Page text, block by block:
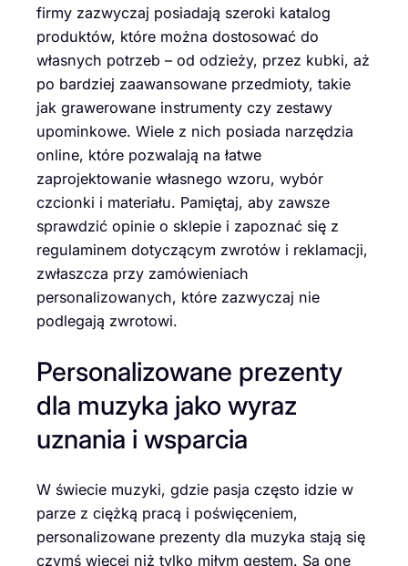
firmy zazwyczaj posiadają szeroki katalog
produktów, które można dostosować do
własnych potrzeb – od odzieży, przez kubki, aż
po bardziej zaawansowane przedmioty, takie
jak grawerowane instrumenty czy zestawy
upominkowe. Wiele z nich posiada narzędzia
online, które pozwalają na łatwe
zaprojektowanie własnego wzoru, wybór
czcionki i materiału. Pamiętaj, aby zawsze
sprawdzić opinie o sklepie i zapoznać się z
regulaminem dotyczącym zwrotów i reklamacji,
zwłaszcza przy zamówieniach
personalizowanych, które zazwyczaj nie
podlegają zwrotowi.
Personalizowane prezenty
dla muzyka jako wyraz
uznania i wsparcia
W świecie muzyki, gdzie pasja często idzie w
parze z ciężką pracą i poświęceniem,
personalizowane prezenty dla muzyka stają się
czymś więcej niż tylko miłym gestem. Są one